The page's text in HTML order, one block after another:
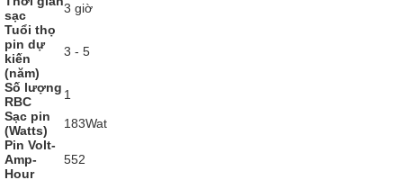
sạc
3 giờ
Tuổi thọ
pin dự
kiến ​​
(năm)
3 - 5
Số lượng
RBC
1
Sạc pin
(Watts)
183Wat
Pin Volt-
Amp-
Hour
552